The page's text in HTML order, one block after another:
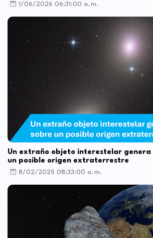
1/06/2026 06:31:00 a. m.
Un extraño objeto interestelar genera
un posible origen extraterrestre
8/02/2025 08:33:00 a. m.